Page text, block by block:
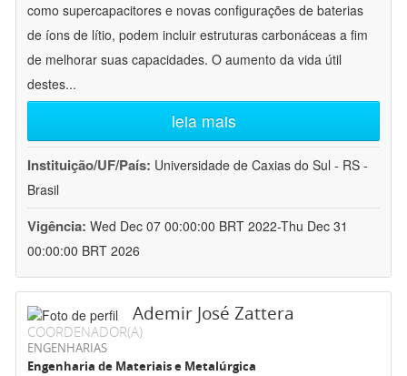
como supercapacitores e novas configurações de baterias
de íons de lítio, podem incluir estruturas carbonáceas a fim
de melhorar suas capacidades. O aumento da vida útil
destes...
leia mais
Instituição/UF/País: Universidade de Caxias do Sul - RS -
Brasil
Vigência: Wed Dec 07 00:00:00 BRT 2022-Thu Dec 31
00:00:00 BRT 2026
Ademir José Zattera
COORDENADOR(A)
ENGENHARIAS
Engenharia de Materiais e Metalúrgica